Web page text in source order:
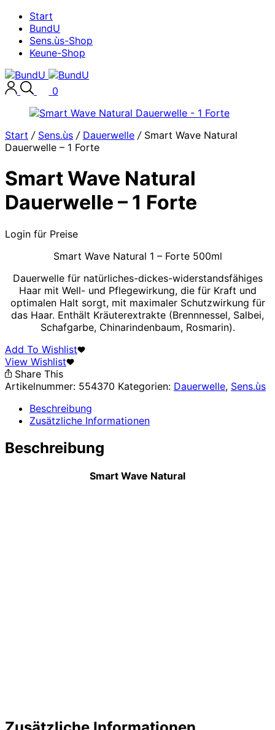
Start
BundU
Sens.ùs-Shop
Keune-Shop
0
Start / Sens.ùs / Dauerwelle /Smart Wave Natural
Dauerwelle – 1 Forte
Smart Wave Natural
Dauerwelle – 1 Forte
Login für Preise
Smart Wave Natural 1 – Forte 500ml
Dauerwelle für natürliches-dickes-widerstandsfähiges
Haar mit Well- und Pflegewirkung, die für Kraft und
optimalen Halt sorgt, mit maximaler Schutzwirkung für
das Haar. Enthält Kräuterextrakte (Brennnessel, Salbei,
Schafgarbe, Chinarindenbaum, Rosmarin).
Add To Wishlist
View Wishlist
Share This
Artikelnummer: 554370 Kategorien: Dauerwelle, Sens.ùs
Beschreibung
Zusätzliche Informationen
Beschreibung
Smart Wave Natural